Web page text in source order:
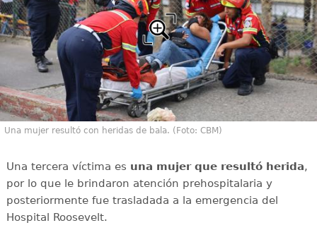
Una mujer resultó con heridas de bala. (Foto: CBM)
Una tercera víctima es una mujer que resultó herida,
por lo que le brindaron atención prehospitalaria y
posteriormente fue trasladada a la emergencia del
Hospital Roosevelt.